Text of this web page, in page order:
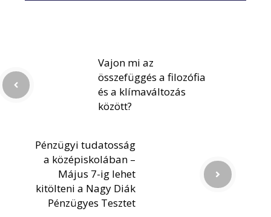
Vajon mi az
összefüggés a filozófia
és a klímaváltozás
között?
Pénzügyi tudatosság
a középiskolában –
Május 7-ig lehet
kitölteni a Nagy Diák
Pénzügyes Tesztet